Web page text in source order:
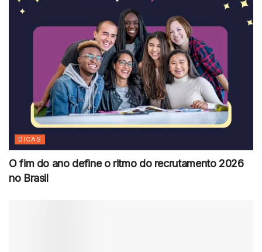
DICAS
O fim do ano define o ritmo do recrutamento 2026
no Brasil